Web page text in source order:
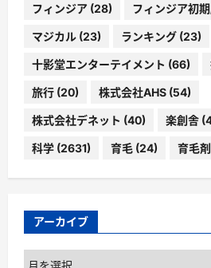
フィンジア (28) フィンジア初
マジカル (23) ランキング (23)
十影堂エンターテイメント (66)
旅行 (20) 株式会社AHS (54)
株式会社デネット (40) 楽創舎
科学 (2631) 育毛 (24) 育毛剤
アーカイブ
ア